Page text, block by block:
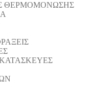
ΘΕΡΜΟΜΟΝΩΣΗΣ